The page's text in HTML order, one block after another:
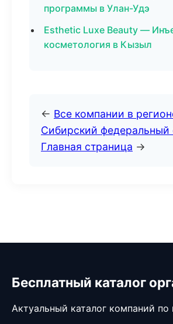
программы в Улан-Удэ
Esthetic Luxe Beauty —
косметология в Кызыл
← Все компании в
Сибирский федеральный
Главная страница →
Бесплатный каталог
Актуальный каталог компаний по